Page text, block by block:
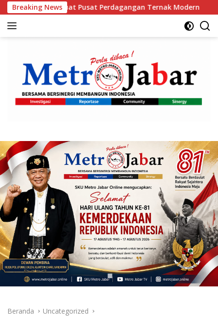
Langsung
ke
konten
Breaking News
Pusat Perdagangan Ternak Modern Orang Tua
Beranda Uncategorized